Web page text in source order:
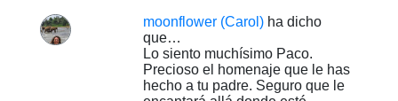
moonflower (Carol) ha dicho
que…
Lo siento muchísimo Paco.
Precioso el homenaje que le has
hecho a tu padre. Seguro que le